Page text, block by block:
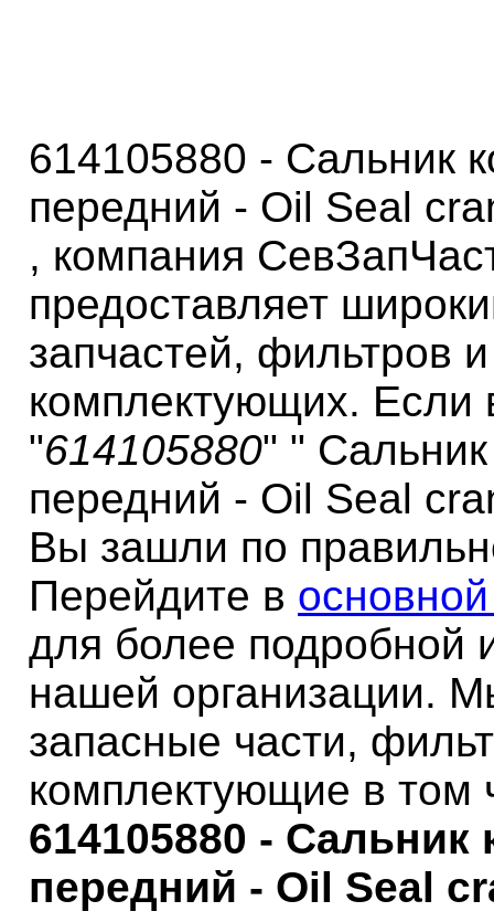
614105880 - Сальник
передний - Oil Seal
, компания
предоставляет
запчастей, фильтров и
комплектующих. Если
"614105880" "
передний - Oil Seal
Вы зашли по
Перейдите в
для более подробной
нашей организации.
запасные части,
комплектующие в том
614105880 - Сальник
передний - Oil Seal